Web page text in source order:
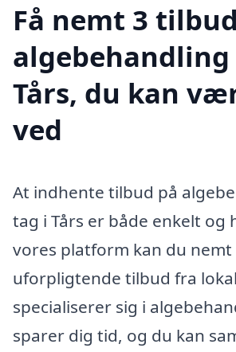
Få nemt 3
Tårs, du kan
ved
At indhente tilbud på
tag i Tårs er både enkelt og
vores platform kan du
uforpligtende tilbud fra
specialiserer sig i
sparer dig tid, og du kan